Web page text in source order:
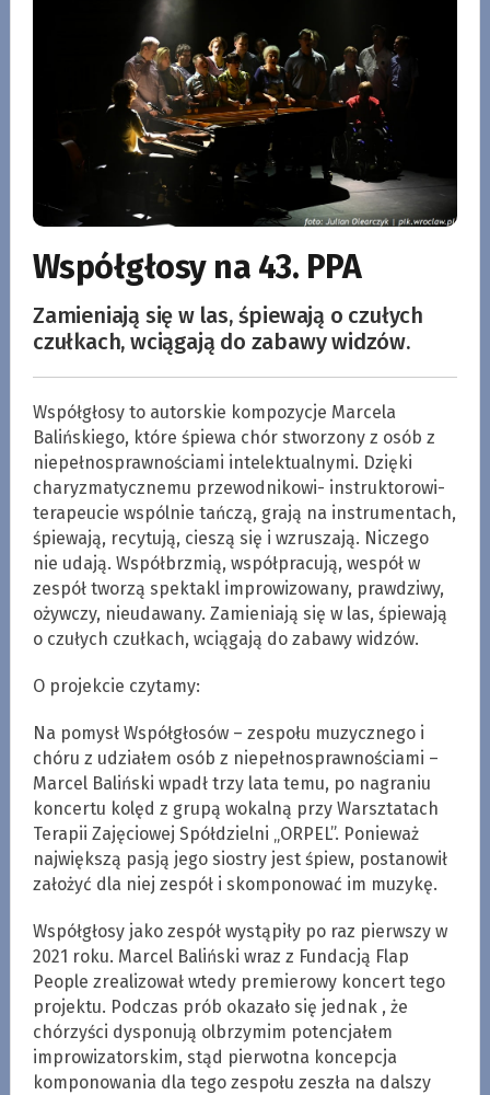
Współgłosy na 43. PPA
Zamieniają się w las, śpiewają o czułych
czułkach, wciągają do zabawy widzów.
Współgłosy to autorskie kompozycje Marcela
Balińskiego, które śpiewa chór stworzony z osób z
niepełnosprawnościami intelektualnymi. Dzięki
charyzmatycznemu przewodnikowi- instruktorowi-
terapeucie wspólnie tańczą, grają na instrumentach,
śpiewają, recytują, cieszą się i wzruszają. Niczego
nie udają. Współbrzmią, współpracują, wespół w
zespół tworzą spektakl improwizowany, prawdziwy,
ożywczy, nieudawany. Zamieniają się w las, śpiewają
o czułych czułkach, wciągają do zabawy widzów.
O projekcie czytamy:
Na pomysł Współgłosów – zespołu muzycznego i
chóru z udziałem osób z niepełnosprawnościami –
Marcel Baliński wpadł trzy lata temu, po nagraniu
koncertu kolęd z grupą wokalną przy Warsztatach
Terapii Zajęciowej Spółdzielni „ORPEL”. Ponieważ
największą pasją jego siostry jest śpiew, postanowił
założyć dla niej zespół i skomponować im muzykę.
Współgłosy jako zespół wystąpiły po raz pierwszy w
2021 roku. Marcel Baliński wraz z Fundacją Flap
People zrealizował wtedy premierowy koncert tego
projektu. Podczas prób okazało się jednak , że
chórzyści dysponują olbrzymim potencjałem
improwizatorskim, stąd pierwotna koncepcja
komponowania dla tego zespołu zeszła na dalszy